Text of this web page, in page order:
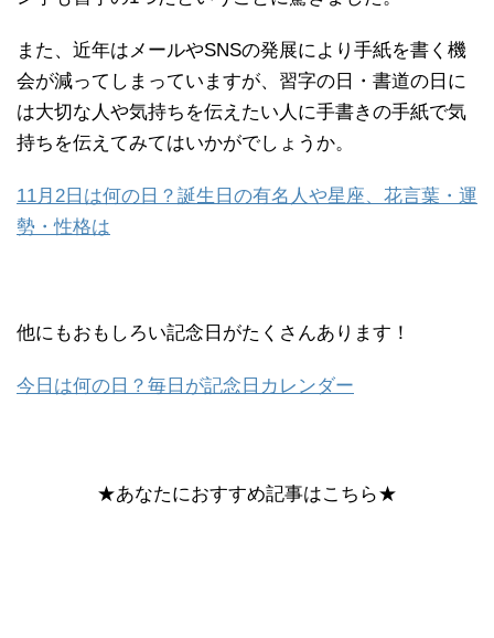
また、近年はメールやSNSの発展により手紙を書く機
会が減ってしまっていますが、習字の日・書道の日に
は大切な人や気持ちを伝えたい人に手書きの手紙で気
持ちを伝えてみてはいかがでしょうか。
11月2日は何の日？誕生日の有名人や星座、花言葉・運
勢・性格は
他にもおもしろい記念日がたくさんあります！
今日は何の日？毎日が記念日カレンダー
★あなたにおすすめ記事はこちら★